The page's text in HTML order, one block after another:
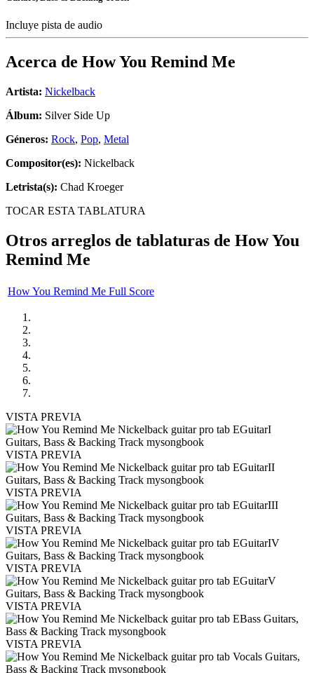
Incluye pista de audio
Acerca de How You Remind Me
Artista: Nickelback
Álbum: Silver Side Up
Géneros: Rock, Pop, Metal
Compositor(es): Nickelback
Letrista(s): Chad Kroeger
TOCAR ESTA TABLATURA
Otros arreglos de tablaturas de How You
Remind Me
How You Remind Me Full Score
VISTA PREVIA
VISTA PREVIA
VISTA PREVIA
VISTA PREVIA
VISTA PREVIA
VISTA PREVIA
VISTA PREVIA